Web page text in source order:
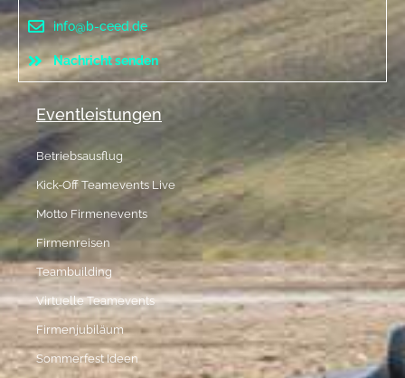
info@b-ceed.de
Nachricht senden
Eventleistungen
Betriebsausflug
Kick-Off Teamevents Live
Motto Firmenevents
Firmenreisen
Teambuilding
Virtuelle Teamevents
Firmenjubiläum
Sommerfest Ideen